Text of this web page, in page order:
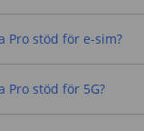
Pro stöd för e-sim?
Pro stöd för 5G?